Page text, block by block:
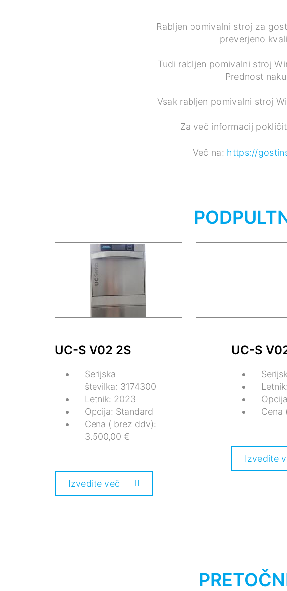
Rabljen pomivalni stroj za
preverjeno
Tudi rabljen pomivalni stroj
Prednost
Vsak rabljen pomivalni stroj
Za več informacij
Več na: https://
UC-S V02 2S
Serijska
številka: 3174300
Letnik: 2023
Opcija: Standard
Cena ( brez ddv):
3.500,00 €
Izvedite več
UC-S
Cena
Izvedite